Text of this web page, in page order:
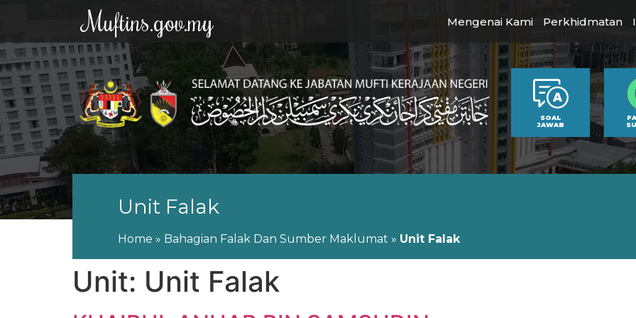
Muftins.gov.my Mengenai Kami Perkhidmatan
SOAL
JAWAB
Unit Falak
Home » Bahagian Falak Dan Sumber Maklumat » Unit Falak
Unit: Unit Falak